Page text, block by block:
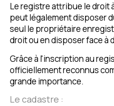
Le registre attribue le droit
peut légalement disposer
seul le propriétaire
droit ou en disposer face à
Grâce à l'inscription au
officiellement reconnus
grande importance.
Le cadastre :